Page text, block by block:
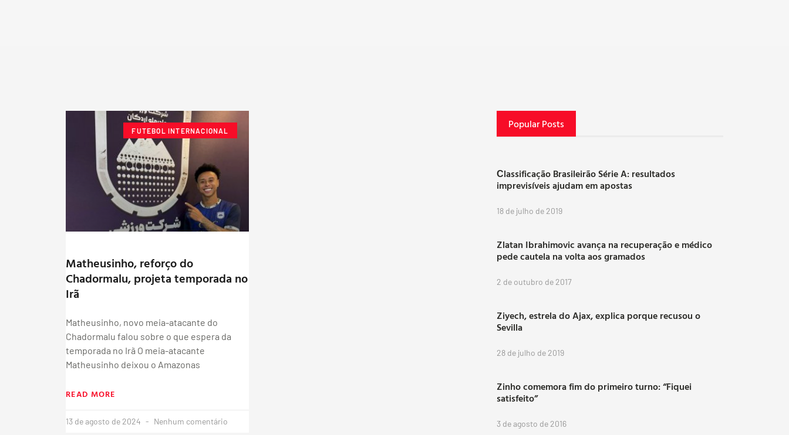
FUTEBOL INTERNACIONAL
Matheusinho, reforço do
Chadormalu, projeta temporada no
Irã
Matheusinho, novo meia-atacante do
Chadormalu falou sobre o que espera da
temporada no Irã O meia-atacante
Matheusinho deixou o Amazonas
READ MORE
13 de agosto de 2024 Nenhum comentário
Popular Posts
Сlassificação Brasileirão Série A: resultados
imprevisíveis ajudam em apostas
18 de julho de 2019
Zlatan Ibrahimovic avança na recuperação e médico
pede cautela na volta aos gramados
2 de outubro de 2017
Ziyech, estrela do Ajax, explica porque recusou o
Sevilla
28 de julho de 2019
Zinho comemora fim do primeiro turno: “Fiquei
satisfeito”
3 de agosto de 2016